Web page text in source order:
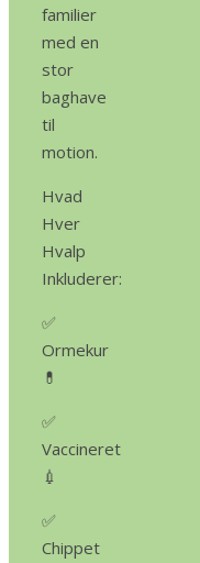
familier
med en
stor
baghave
til
motion.
Hvad
Hver
Hvalp
Inkluderer:
✅
Ormekur
💊
✅
Vaccineret
💉
✅
Chippet